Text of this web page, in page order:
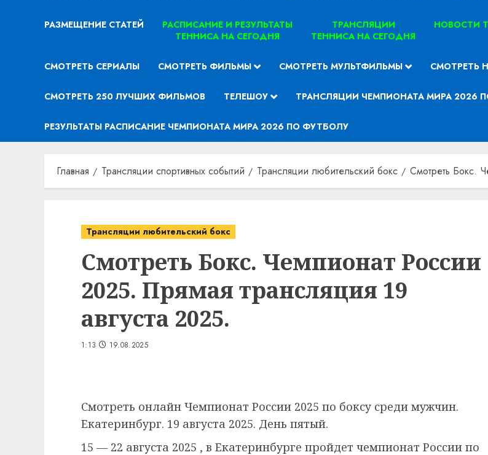
РАЗМЕЩЕНИЕ СТАТЕЙ
РАСПИСАНИЕ И РЕЗУЛЬТАТЫ
ТЕННИСА НА СЕГОДНЯ
ТРАНСЛЯЦИИ
ТЕННИСА НА СЕГОДНЯ
НОВОСТИ
СМОТРЕТЬ СЕРИАЛЫ СМОТРЕТЬ ФИЛЬМЫ СМОТРЕТЬ МУЛЬТФИЛЬМЫ СМОТРЕТЬ
СМОТРЕТЬ 250 ЛУЧШИХ ФИЛЬМОВ ТЕЛЕШОУ ТРАНСЛЯЦИИ ЧЕМПИОНАТА МИРА 2026
РЕЗУЛЬТАТЫ РАСПИСАНИЕ ЧЕМПИОНАТА МИРА 2026 ПО ФУТБОЛУ
Главная Трансляции спортивных событий Трансляции любительский бокс Смотреть Бокс.
Трансляции любительский бокс
Смотреть Бокс. Чемпионат России
2025. Прямая трансляция 19
августа 2025.
1:13 19.08.2025
Смотреть онлайн Чемпионат России 2025 по боксу среди мужчин.
Екатеринбург. 19 августа 2025. День пятый.
15 — 22 августа 2025 , в Екатеринбурге пройдет чемпионат России по